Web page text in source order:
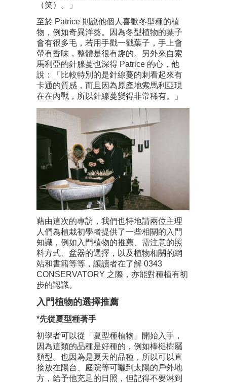
（笑）。」
至於 Patrice 則說他個人喜歡冬型種的植
物，例如奇異洋葵。因為冬型植物的葉子
會有很多毛，若用手戳一戳葉子，手上會
帶有香味，整體是很有趣的。另外來自索
馬利亞的針腺蔓也深得 Patrice 的心，他
說：「比較特別的是針線蔓的刺看起來有
卡通的質感，而且因為原產地索馬利亞現
在在內戰，所以針線蔓變得非常稀有。」
藉由這次的專訪，我們也特地請兩位主理
人們為植栽初學者提供了一些相關的入門
知識，例如入門植物的推薦、需注意的照
料方式、盆器的選擇，以及植物相關的網
站和書籍等等，讓讀者在了解 0343
CONSERVATORY 之際，亦能對種植有初
步的認識。
入門植物的選擇推薦
*先從夏型種著手
初學者可以從「夏型種植物」開始入手，
因為這類的品種是好種的，例如棒槌樹屬
類型。也因為是夏天的品種，所以可以直
接放在陽台、庭院等可曬到太陽的戶外地
方，給予他充足的日照，但記得不要淋到